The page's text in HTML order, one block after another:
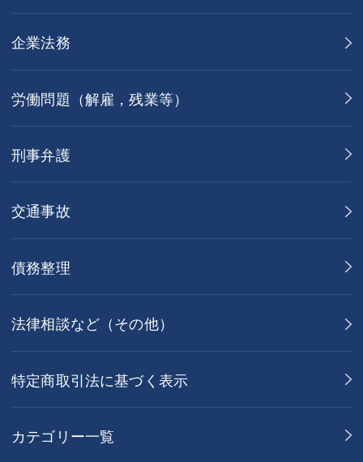
企業法務
労働問題（解雇，残業等）
刑事弁護
交通事故
債務整理
法律相談など（その他）
特定商取引法に基づく表示
カテゴリー一覧